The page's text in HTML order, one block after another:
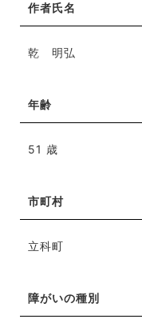
作者氏名
乾 明弘
年齢
51 歳
市町村
立科町
障がいの種別